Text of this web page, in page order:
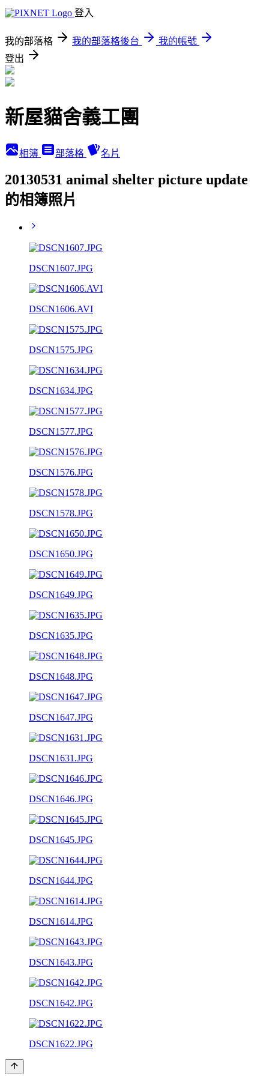
登入
我的部落格 我的部落格後台
我的帳號
登出
新屋貓舍義工團
相簿 部落格 名片
20130531 animal shelter picture update
的相簿照片
DSCN1607.JPG
DSCN1606.AVI
DSCN1575.JPG
DSCN1634.JPG
DSCN1577.JPG
DSCN1576.JPG
DSCN1578.JPG
DSCN1650.JPG
DSCN1649.JPG
DSCN1635.JPG
DSCN1648.JPG
DSCN1647.JPG
DSCN1631.JPG
DSCN1646.JPG
DSCN1645.JPG
DSCN1644.JPG
DSCN1614.JPG
DSCN1643.JPG
DSCN1642.JPG
DSCN1622.JPG